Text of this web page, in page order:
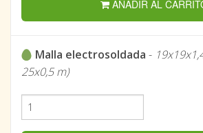
AÑADIR AL
Malla electrosoldada -
25x0,5 m)